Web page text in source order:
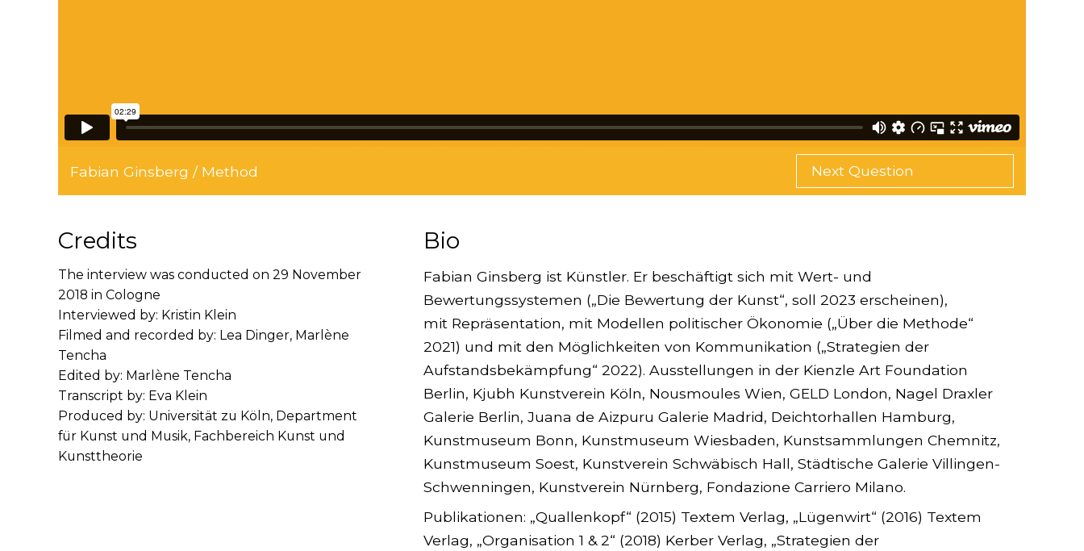
Fabian Ginsberg / Method Next Question
Bio
Fabian Ginsberg ist Künstler. Er beschäftigt sich mit Wert- und
Bewertungssystemen („Die Bewertung der Kunst“, soll 2023 erscheinen),
mit Repräsentation, mit Modellen politischer Ökonomie („Über die Methode“
2021) und mit den Möglichkeiten von Kommunikation („Strategien der
Aufstandsbekämpfung“ 2022). Ausstellungen in der Kienzle Art Foundation
Berlin, Kjubh Kunstverein Köln, Nousmoules Wien, GELD London, Nagel Draxler
Galerie Berlin, Juana de Aizpuru Galerie Madrid, Deichtorhallen Hamburg,
Kunstmuseum Bonn, Kunstmuseum Wiesbaden, Kunstsammlungen Chemnitz,
Kunstmuseum Soest, Kunstverein Schwäbisch Hall, Städtische Galerie Villingen-
Schwenningen, Kunstverein Nürnberg, Fondazione Carriero Milano.
Publikationen: „Quallenkopf“ (2015) Textem Verlag, „Lügenwirt“ (2016) Textem
Verlag, „Organisation 1 & 2“ (2018) Kerber Verlag, „Strategien der
Credits
The interview was conducted on 29 November
2018 in Cologne
Interviewed by: Kristin Klein
Filmed and recorded by: Lea Dinger, Marlène
Tencha
Edited by: Marlène Tencha
Transcript by: Eva Klein
Produced by: Universität zu Köln, Department
für Kunst und Musik, Fachbereich Kunst und
Kunsttheorie